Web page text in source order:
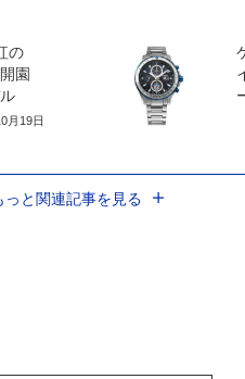
の
園
月19日
っと関連記事を見る